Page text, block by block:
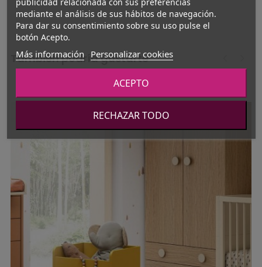
También podría gustarte
mediante el análisis de sus hábitos de navegación.
Para dar su consentimiento sobre su uso pulse el
botón Acepto.
Más información Personalizar cookies
RECHAZAR TODO
ACEPTO